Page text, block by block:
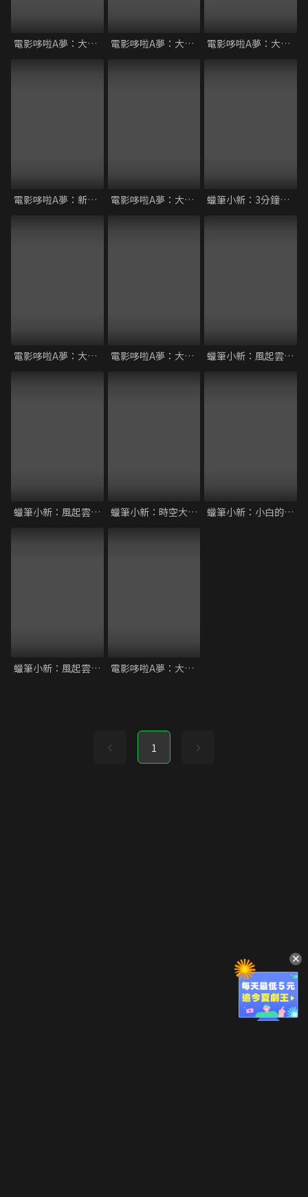
電影哆啦A夢：大雄與風之使者 電影哆啦A夢：大雄的貓狗時空傳 電影哆啦A夢：大雄的人魚大海戰
電影哆啦A夢：新大雄的恐龍 電影哆啦A夢：大雄與翼之勇者 蠟筆小新：3分鐘百變大進擊！
電影哆啦A夢：大雄與機器人王國 電影哆啦A夢：大雄的太陽王傳說 蠟筆小新：風起雲湧的叢林冒險
蠟筆小新：風起雲湧！光榮燒肉之路 蠟筆小新：時空大冒險 蠟筆小新：小白的屁屁炸彈
蠟筆小新：風起雲湧！猛烈！大人帝國的反擊 電影哆啦A夢：大雄與綠之巨人傳
1